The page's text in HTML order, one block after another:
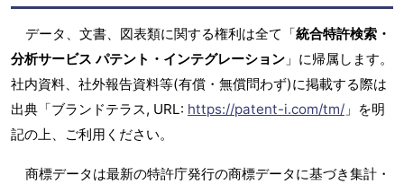
データ、文書、図表類に関する権利は全て「統合特許検索・
分析サービス パテント・インテグレーション 」に帰属します。
社内資料、社外報告資料等(有償・無償問わず)に掲載する際は
出典「ブランドテラス, URL: https://patent-i.com/tm/ 」を明
記の上、ご利用ください。
商標データは最新の特許庁発行の商標データに基づき集計・